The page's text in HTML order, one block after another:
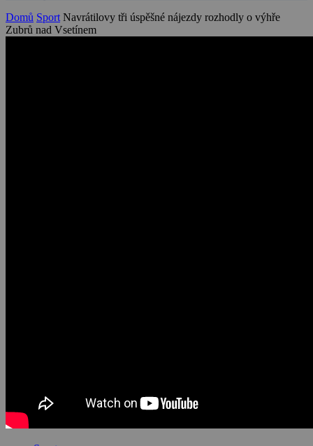
Domů Sport Navrátilovy tři úspěšné nájezdy rozhodly o výhře
Zubrů nad Vsetínem